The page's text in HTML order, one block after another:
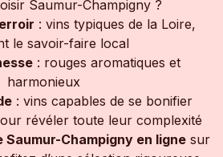
Saumur-Champigny ?
: vins typiques de la Loire,
le savoir-faire local
: rouges aromatiques et
harmonieux
: vins capables de se bonifier
révéler toute leur complexité
Saumur-Champigny en lignesur